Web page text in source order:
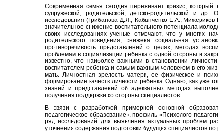
Современная семья сегодня переживает кризис,
супружеской, родительской, детско-родительской и
исследования (Грибанова Д.Я., Кабанченко Е.А.,
значительное снижение воспитательного потенциала
своих исследованиях ученые отмечают, что у многих
родительского поведения, снижена социальная
противоречивость представлений о целях, методах
проблемам в социализации ребенка с одной стороны и
известно, что наиболее важными в становлении
воспитателем ребенка и самым важным человеком в его
мать. Личностная зрелость матери, ее физическое и
формирование качеств личности ребенка. Однако, как
знаний и представлений об адекватных методах
получения поддержки со стороны специалистов.
В связи с разработкой примерной основной
педагогическое образование», профиль «Психолого-
ряд исследований для выявления актуальных проблем
уточнения содержания подготовки будущих специалистов